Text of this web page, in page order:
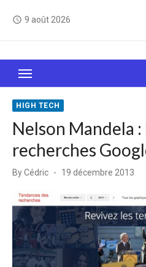
access_time 9 août 2026
Le Web, c'est comme
sait jamais sur
HIGH TECH
Nelson Mandela :
recherches
ByCédric
Posted
19 décembre 2013